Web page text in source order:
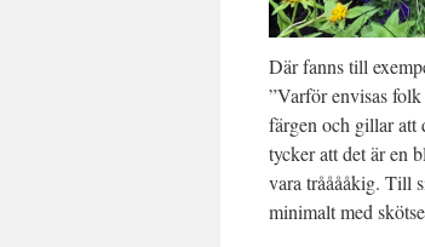
Där fanns till
”Varför envisas
färgen och gillar att
tycker att det är en
vara trååååkig. Till
minimalt med